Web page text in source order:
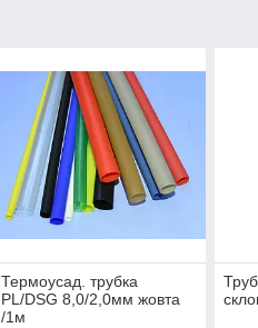
Термоусад. трубка
PL/DSG 8,0/2,0мм жовта
/1м